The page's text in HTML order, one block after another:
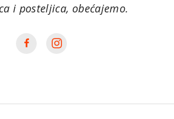
i posteljica, obećajemo.